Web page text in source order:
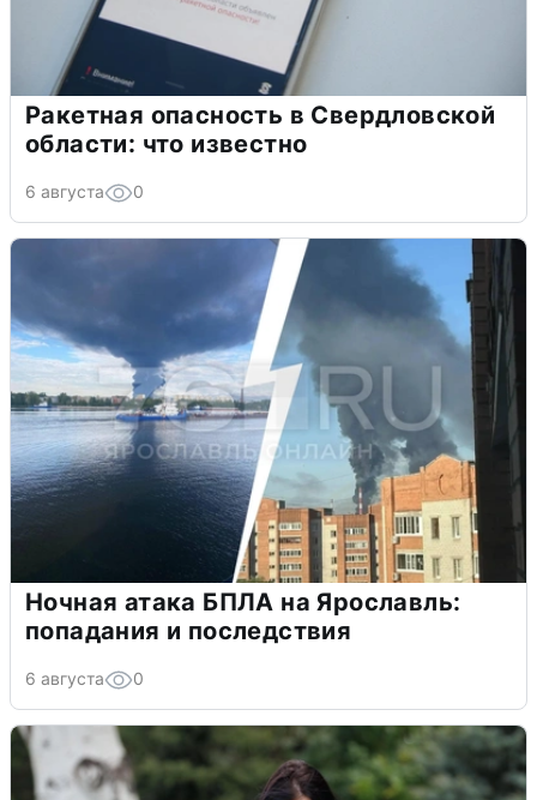
Ракетная опасность в Свердловской
области: что известно
6 августа 0
Ночная атака БПЛА на Ярославль:
попадания и последствия
6 августа 0